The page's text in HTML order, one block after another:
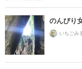
のんびり